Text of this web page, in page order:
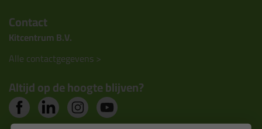
Contact
Kitcentrum B.V.
Alle contactgegevens >
Altijd op de hoogte blijven?